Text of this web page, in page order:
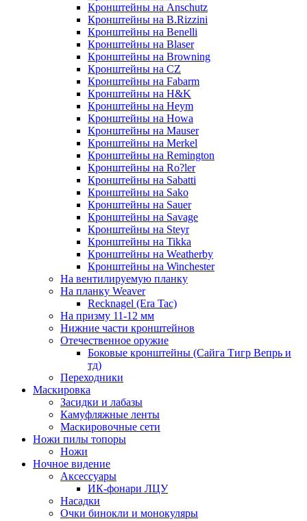
Кронштейны на Anschutz
Кронштейны на B.Rizzini
Кронштейны на Benelli
Кронштейны на Blaser
Кронштейны на Browning
Кронштейны на CZ
Кронштейны на Fabarm
Кронштейны на H&K
Кронштейны на Heym
Кронштейны на Howa
Кронштейны на Mauser
Кронштейны на Merkel
Кронштейны на Remington
Кронштейны на Ro?ler
Кронштейны на Sabatti
Кронштейны на Sako
Кронштейны на Sauer
Кронштейны на Savage
Кронштейны на Steyr
Кронштейны на Tikka
Кронштейны на Weatherby
Кронштейны на Winchester
На вентилируемую планку
На планку Weaver
Recknagel (Era Tac)
На призму 11-12 мм
Нижние части кронштейнов
Отечественное оружие
Боковые кронштейны (Сайга Тигр Вепрь и
тд)
Переходники
Маскировка
Засидки и лабазы
Камуфляжные ленты
Маскировочные сети
Ножи пилы топоры
Ножи
Ночное видение
Аксессуары
ИК-фонари ЛЦУ
Насадки
Очки бинокли и монокуляры